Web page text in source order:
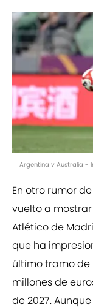
Argentina v Australia -
En otro rumor
vuelto a
Atlético de
que ha
último tramo de
millones de
de 2027.